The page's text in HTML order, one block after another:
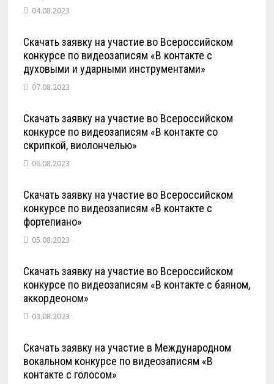
04.08.2023
Скачать заявку на участие во Всероссийском
конкурсе по видеозаписям «В контакте с
духовыми и ударными инструментами»
07.08.2023
Скачать заявку на участие во Всероссийском
конкурсе по видеозаписям «В контакте со
скрипкой, виолончелью»
06.08.2023
Скачать заявку на участие во Всероссийском
конкурсе по видеозаписям «В контакте с
фортепиано»
05.08.2023
Скачать заявку на участие во Всероссийском
конкурсе по видеозаписям «В контакте с баяном,
аккордеоном»
03.08.2023
Скачать заявку на участие в Международном
вокальном конкурсе по видеозаписям «В
контакте с голосом»